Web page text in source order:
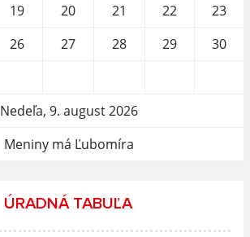
19 20 21 22
23
26 27 28 29
30
Nedeľa, 9. august 2026
Meniny má Ľubomíra
ÚRADNÁ TABUĽA